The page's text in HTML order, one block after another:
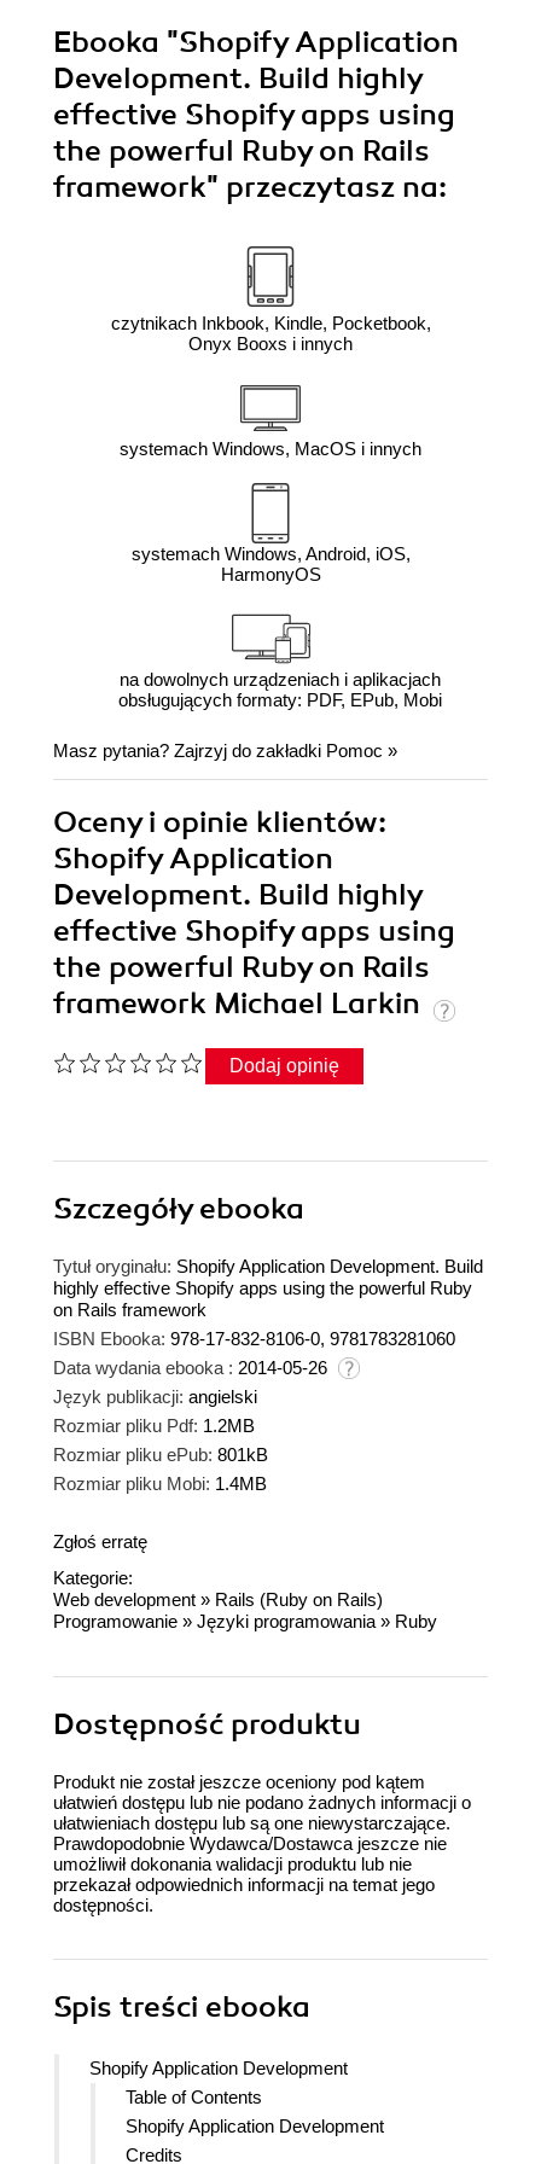
Ebooka "Shopify Application
Development. Build highly
effective Shopify apps using
the powerful Ruby on Rails
framework" przeczytasz na:
czytnikach Inkbook, Kindle, Pocketbook,
Onyx Booxs i innych
systemach Windows, MacOS i innych
systemach Windows, Android, iOS,
HarmonyOS
na dowolnych urządzeniach i aplikacjach
obsługujących formaty: PDF, EPub, Mobi
Masz pytania? Zajrzyj do zakładki Pomoc »
Oceny i opinie klientów:
Shopify Application
Development. Build highly
effective Shopify apps using
the powerful Ruby on Rails
framework Michael Larkin
Dodaj opinię
Szczegółyebooka
Tytuł oryginału: Shopify Application Development. Build
highly effective Shopify apps using the powerful Ruby
on Rails framework
ISBN Ebooka: 978-17-832-8106-0, 9781783281060
Data wydania ebooka : 2014-05-26
Język publikacji: angielski
Rozmiar pliku Pdf: 1.2MB
Rozmiar pliku ePub: 801kB
Rozmiar pliku Mobi: 1.4MB
Zgłoś erratę
Kategorie:
Web development » Rails (Ruby on Rails)
Programowanie » Języki programowania » Ruby
Dostępność produktu
Produkt nie został jeszcze oceniony pod kątem
ułatwień dostępu lub nie podano żadnych informacji o
ułatwieniach dostępu lub są one niewystarczające.
Prawdopodobnie Wydawca/Dostawca jeszcze nie
umożliwił dokonania walidacji produktu lub nie
przekazał odpowiednich informacji na temat jego
dostępności.
Spis treści ebooka
Shopify Application Development
Table of Contents
Shopify Application Development
Credits